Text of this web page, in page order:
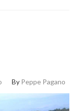
By Peppe Pagano